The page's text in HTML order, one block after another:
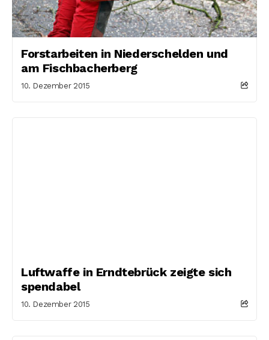
Forstarbeiten in Niederschelden und
am Fischbacherberg
10. Dezember 2015
Luftwaffe in Erndtebrück zeigte sich
spendabel
10. Dezember 2015